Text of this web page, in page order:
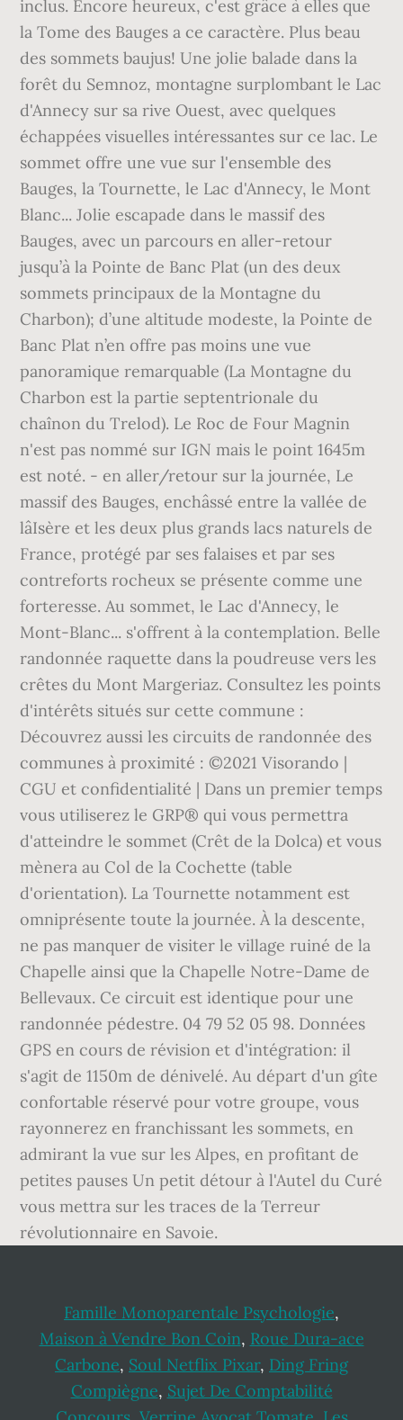
Famille Monoparentale Psychologie,
Maison à Vendre Bon Coin, Roue Dura-ace
Carbone, Soul Netflix Pixar, Ding Fring
Compiègne, Sujet De Comptabilité